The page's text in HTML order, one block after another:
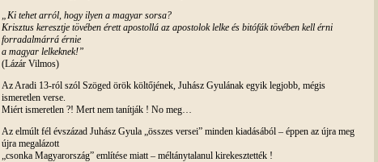
„Ki tehet arról, hogy ilyen a magyar sorsa?
Krisztus keresztje tövében érett apostollá az apostolok lelke és bitófák tövében kell érni
forradalmárrá érnie
a magyar lelkeknek!”
(Lázár Vilmos)
Az Aradi 13-ról szól Szöged örök költőjének, Juhász Gyulának egyik legjobb, mégis
ismeretlen verse.
Miért ismeretlen ?! Mert nem tanítják ! No meg…
Az elmúlt fél évszázad Juhász Gyula „összes versei” minden kiadásából – éppen az újra meg
újra megalázott
„csonka Magyarország” említése miatt – méltánytalanul kirekesztették !